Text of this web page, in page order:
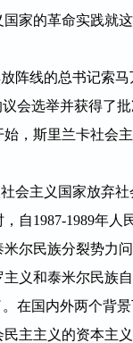
家的革命实践就
线的总书记索马
会选举并获得了
，斯里兰卡社会
主义国家放弃社
自1987-1989年
尔民族分裂势力
义和泰米尔民族
在国内外两个背
主主义的资本主